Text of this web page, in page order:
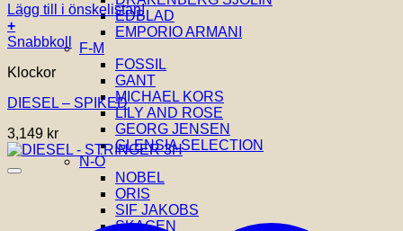
EDBLAD
EMPORIO ARMANI
F-M
FOSSIL
GANT
MICHAEL KORS
LILY AND ROSE
GEORG JENSEN
GLENSIA SELECTION
N-Ö
NOBEL
ORIS
SIF JAKOBS
SKAGEN
Lägg till i önskelistan!
+
Snabbkoll
Klockor
DIESEL – SPIKED
3,149 kr